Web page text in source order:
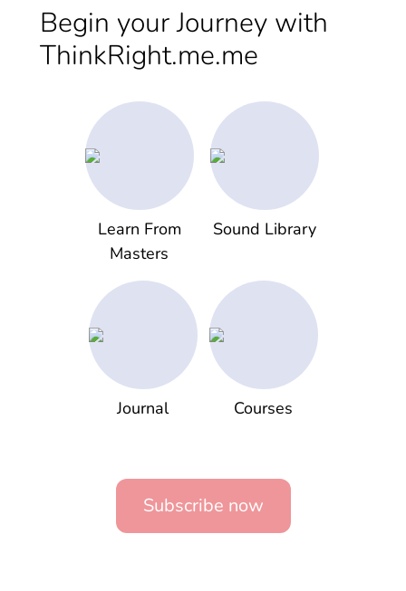
Begin your Journey with
ThinkRight.me.me
Learn From
Masters
Sound Library
Journal Courses
Subscribe now